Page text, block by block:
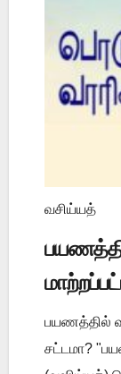
வசிய்யத்
பயணத்தில்
சட்டமா?